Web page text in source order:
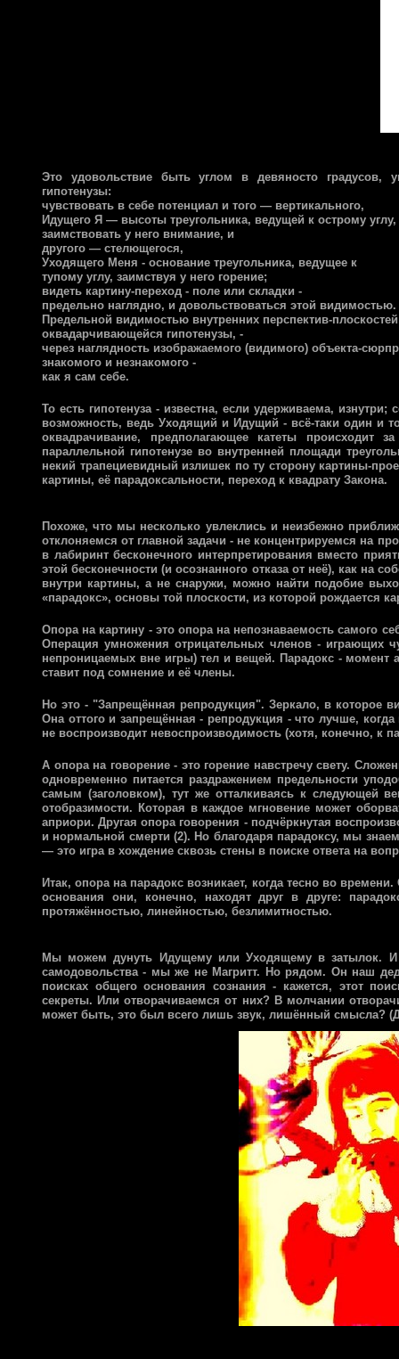
Это удовольствие быть углом в девяносто градусов,
гипотенузы:
чувствовать в себе потенциал и того — вертикального,
Идущего Я — высоты треугольника, ведущей к острому углу,
заимствовать у него внимание, и
другого — стелющегося,
Уходящего Меня - основание треугольника, ведущее к
тупому углу, заимствуя у него горение;
видеть картину-переход - поле или складки -
предельно наглядно, и довольствоваться этой видимостью.
Предельной видимостью внутренних перспектив-
оквадарчивающейся гипотенузы, -
через наглядность изображаемого (видимого) объекта-
знакомого и незнакомого -
как я сам себе.
То есть гипотенуза - известна, если удерживаема,
возможность, ведь Уходящий и Идущий - всё-таки один и
оквадрачивание, предполагающее катеты происходит
параллельной гипотенузе во внутренней площади
некий трапециевидный излишек по ту сторону картины-
картины, её парадоксальности, переход к квадрату Закона.
Похоже, что мы несколько увлеклись и неизбежно
отклоняемся от главной задачи - не концентрируемся на
в лабиринт бесконечного интерпретирования вместо
этой бесконечности (и осознанного отказа от неё), как на
внутри картины, а не снаружи, можно найти подобие
«парадокс», основы той плоскости, из которой рождается
Опора на картину - это опора на непознаваемость самого
Операция умножения отрицательных членов - играющих
непроницаемых вне игры) тел и вещей. Парадокс - момент
ставит под сомнение и её члены.
Но это - "Запрещённая репродукция". Зеркало, в которое
Она оттого и запрещённая - репродукция - что лучше,
не воспроизводит невоспроизводимость (хотя, конечно, к
А опора на говорение - это горение навстречу свету.
одновременно питается раздражением предельности
самым (заголовком), тут же отталкиваясь к следующей
отобразимости. Которая в каждое мгновение может
априори. Другая опора говорения - подчёркнутая
и нормальной смерти (2). Но благодаря парадоксу, мы
— это игра в хождение сквозь стены в поиске ответа на
Итак, опора на парадокс возникает, когда тесно во
основания они, конечно, находят друг в друге:
протяжённостью, линейностью, безлимитностью.
Мы можем дунуть Идущему или Уходящему в затылок. И
самодовольства - мы же не Магритт. Но рядом. Он наш
поисках общего основания сознания - кажется, этот
секреты. Или отворачиваемся от них? В молчании
может быть, это был всего лишь звук, лишённый смысла?